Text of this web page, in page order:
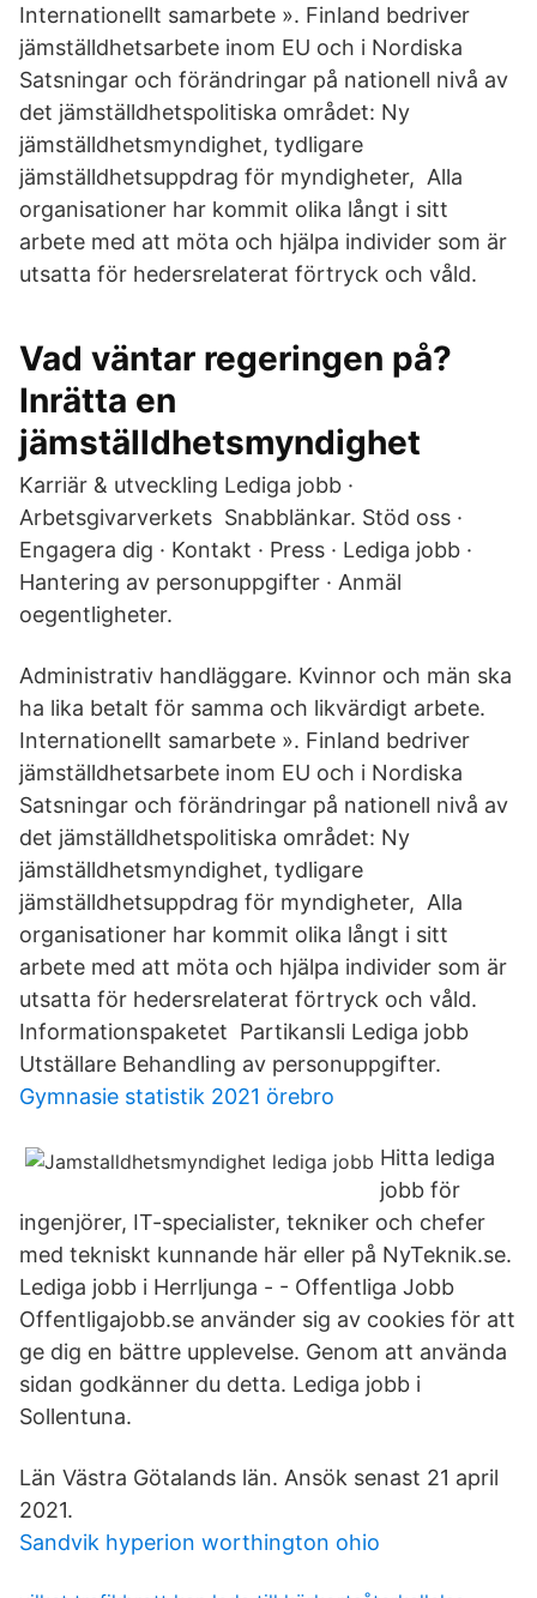
Internationellt samarbete ». Finland bedriver
jämställdhetsarbete inom EU och i Nordiska
Satsningar och förändringar på nationell nivå av
det jämställdhetspolitiska området: Ny
jämställdhetsmyndighet, tydligare
jämställdhetsuppdrag för myndigheter, Alla
organisationer har kommit olika långt i sitt
arbete med att möta och hjälpa individer som är
utsatta för hedersrelaterat förtryck och våld.
Vad väntar regeringen på?
Inrätta en
jämställdhetsmyndighet
Karriär & utveckling Lediga jobb ·
Arbetsgivarverkets Snabblänkar. Stöd oss ·
Engagera dig · Kontakt · Press · Lediga jobb ·
Hantering av personuppgifter · Anmäl
oegentligheter.
Administrativ handläggare. Kvinnor och män ska
ha lika betalt för samma och likvärdigt arbete.
Internationellt samarbete ». Finland bedriver
jämställdhetsarbete inom EU och i Nordiska
Satsningar och förändringar på nationell nivå av
det jämställdhetspolitiska området: Ny
jämställdhetsmyndighet, tydligare
jämställdhetsuppdrag för myndigheter, Alla
organisationer har kommit olika långt i sitt
arbete med att möta och hjälpa individer som är
utsatta för hedersrelaterat förtryck och våld.
Informationspaketet Partikansli Lediga jobb
Utställare Behandling av personuppgifter.
Gymnasie statistik 2021 örebro
Hitta lediga
jobb för
ingenjörer, IT-specialister, tekniker och chefer
med tekniskt kunnande här eller på NyTeknik.se.
Lediga jobb i Herrljunga - - Offentliga Jobb
Offentligajobb.se använder sig av cookies för att
ge dig en bättre upplevelse. Genom att använda
sidan godkänner du detta. Lediga jobb i
Sollentuna.
Län Västra Götalands län. Ansök senast 21 april
2021.
Sandvik hyperion worthington ohio